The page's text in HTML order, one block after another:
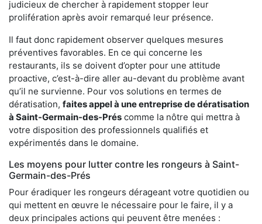
judicieux de chercher à rapidement stopper leur
prolifération après avoir remarqué leur présence.
Il faut donc rapidement observer quelques mesures
préventives favorables. En ce qui concerne les
restaurants, ils se doivent d’opter pour une attitude
proactive, c’est-à-dire aller au-devant du problème avant
qu’il ne survienne. Pour vos solutions en termes de
dératisation, faites appel à une entreprise de dératisation
à Saint-Germain-des-Prés comme la nôtre qui mettra à
votre disposition des professionnels qualifiés et
expérimentés dans le domaine.
Les moyens pour lutter contre les rongeurs à Saint-
Germain-des-Prés
Pour éradiquer les rongeurs dérageant votre quotidien ou
qui mettent en œuvre le nécessaire pour le faire, il y a
deux principales actions qui peuvent être menées :